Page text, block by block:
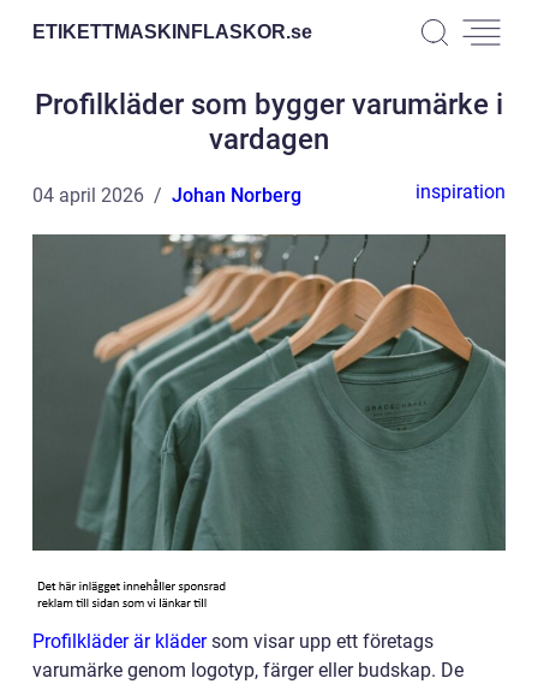
ETIKETTMASKINFLASKOR.se
Profilkläder som bygger varumärke i
vardagen
04 april 2026 Johan Norberg inspiration
Profilkläder är klädersom visar upp ett företags
varumärke genom logotyp, färger eller budskap. De